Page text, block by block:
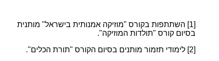
[1]
השתתפות בקורס "מוזיקה אמנותית בישראל" מותנית
בסיום קורס "תולדות המוזיקה".
[2]
לימודי תזמור מותנים בסיום הקורס "תורת הכלים".